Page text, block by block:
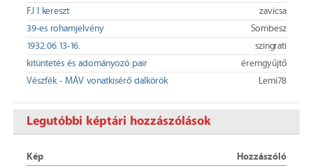
FJ I kereszt
zavicsa
39-es rohamjelvény
Sombesz
1932.06.13-16.
szingrati
kitüntetés és adományozó pair
éremgyűjtő
Vészfék - MÁV vonatkisérő dalkörök
Lemi78
Legutóbbi képtári hozzászólások
Kép
Hozzászóló